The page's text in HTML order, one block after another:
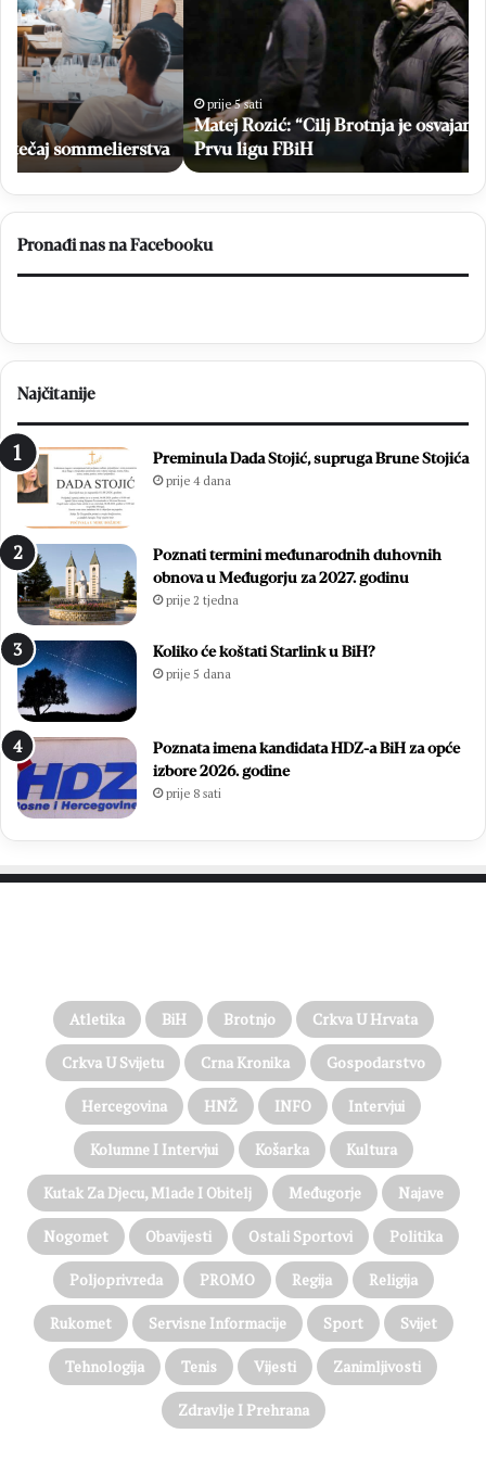
Brotnja
je
osvajanje
lige
i
plasman
u
Prvu
ligu
FBiH
prije 5 sati
Matej Rozić: “Cilj Brotnja je osvajanje lige i plasman u
Prvu ligu FBiH
u
Pronađi nas na Facebooku
Najčitanije
Preminula Dada Stojić, supruga Brune Stojića
prije 4 dana
Poznati termini međunarodnih duhovnih
obnova u Međugorju za 2027. godinu
prije 2 tjedna
Koliko će koštati Starlink u BiH?
prije 5 dana
Poznata imena kandidata HDZ-a BiH za opće
izbore 2026. godine
prije 8 sati
Atletika BiH Brotnjo Crkva U Hrvata
Crkva U Svijetu Crna Kronika Gospodarstvo
Hercegovina HNŽ INFO Intervjui
Kolumne I Intervjui Košarka Kultura
Kutak Za Djecu, Mlade I Obitelj Međugorje Najave
Nogomet Obavijesti Ostali Sportovi Politika
Poljoprivreda PROMO Regija Religija
Rukomet Servisne Informacije Sport Svijet
Tehnologija Tenis Vijesti Zanimljivosti
Zdravlje I Prehrana